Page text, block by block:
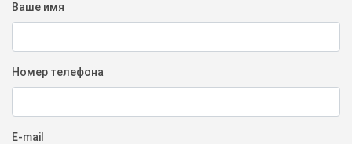
Ваше имя
Номер телефона
E-mail